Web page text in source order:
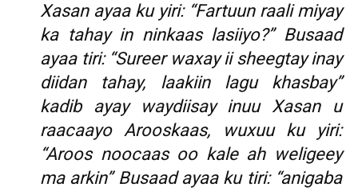
Xasan ayaa ku yiri: “Fartuun raali miyay
ka tahay in ninkaas lasiiyo?” Busaad
ayaa tiri: “Sureer waxay ii sheegtay inay
diidan tahay, laakiin lagu khasbay”
kadib ayay waydiisay inuu Xasan u
raacaayo Arooskaas, wuxuu ku yiri:
“Aroos noocaas oo kale ah weligeey
ma arkin” Busaad ayaa ku tiri: “anigaba